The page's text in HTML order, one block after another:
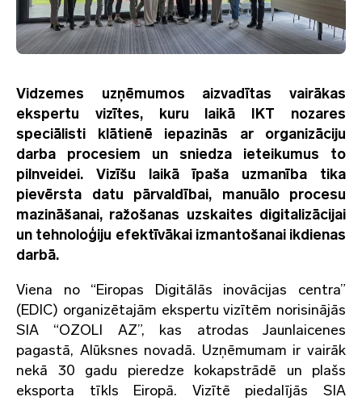
Vidzemes uzņēmumos aizvadītas vairākas
ekspertu vizītes, kuru laikā IKT nozares
speciālisti klātienē iepazinās ar organizāciju
darba procesiem un sniedza ieteikumus to
pilnveidei. Vizīšu laikā īpaša uzmanība tika
pievērsta datu pārvaldībai, manuālo procesu
mazināšanai, ražošanas uzskaites digitalizācijai
un tehnoloģiju efektīvākai izmantošanai ikdienas
darbā.
Viena no “Eiropas Digitālās inovācijas centra”
(EDIC) organizētajām ekspertu vizītēm norisinājās
SIA “OZOLI AZ”, kas atrodas Jaunlaicenes
pagastā, Alūksnes novadā. Uzņēmumam ir vairāk
nekā 30 gadu pieredze kokapstrādē un plašs
eksporta tīkls Eiropā. Vizītē piedalījās SIA